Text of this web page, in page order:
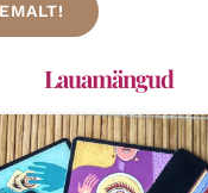
Lauamängud